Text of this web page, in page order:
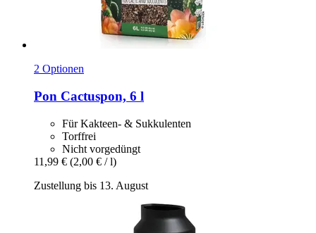
2 Optionen
Pon Cactuspon, 6 l
Für Kakteen- & Sukkulenten
Torffrei
Nicht vorgedüngt
11,99 € (2,00 € / l)
Zustellung bis 13. August